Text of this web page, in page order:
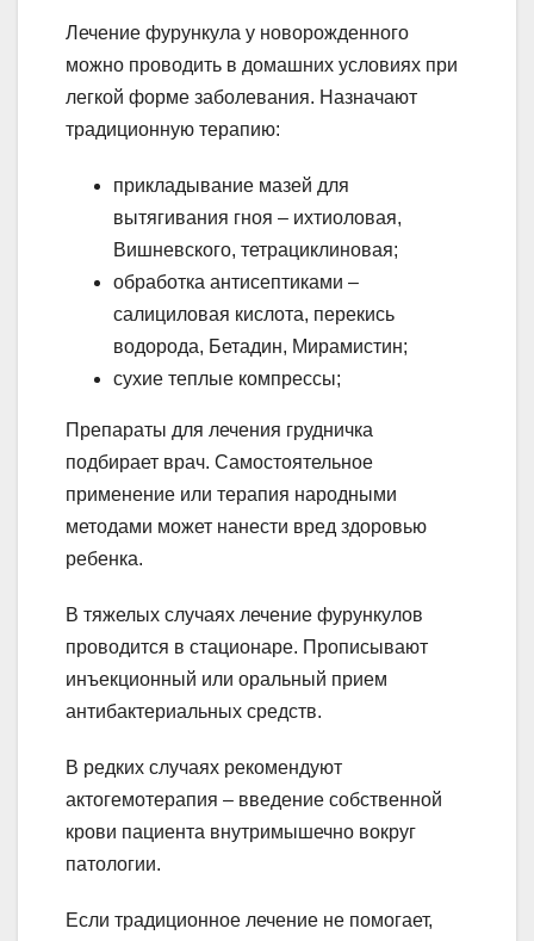
Лечение фурункула у новорожденного
можно проводить в домашних условиях при
легкой форме заболевания. Назначают
традиционную терапию:
прикладывание мазей для
вытягивания гноя – ихтиоловая,
Вишневского, тетрациклиновая;
обработка антисептиками –
салициловая кислота, перекись
водорода, Бетадин, Мирамистин;
сухие теплые компрессы;
Препараты для лечения грудничка
подбирает врач. Самостоятельное
применение или терапия народными
методами может нанести вред здоровью
ребенка.
В тяжелых случаях лечение фурункулов
проводится в стационаре. Прописывают
инъекционный или оральный прием
антибактериальных средств.
В редких случаях рекомендуют
актогемотерапия – введение собственной
крови пациента внутримышечно вокруг
патологии.
Если традиционное лечение не помогает,